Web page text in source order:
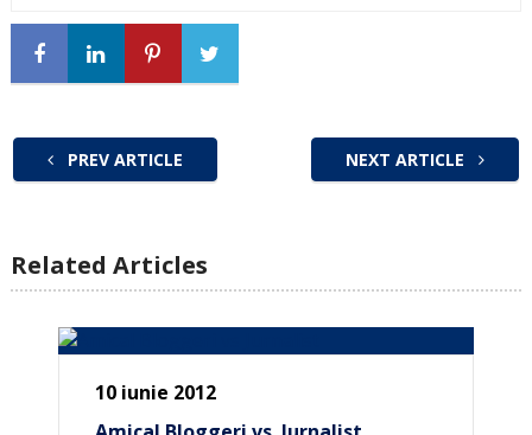
PREV ARTICLE NEXT ARTICLE
Related Articles
10 iunie 2012